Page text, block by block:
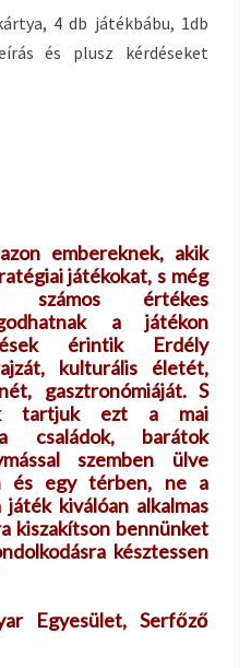
4 db játékbábu, 1db
és plusz kérdéseket
embereknek, akik
játékokat, s még
számos értékes
a játékon
érintik Erdély
kulturális életét,
gasztronómiáját. S
tartjuk ezt a mai
családok, barátok
szemben ülve
és egy térben, ne a
kiválóan alkalmas
kiszakítson bennünket
késztessen
Egyesület, Serfőző